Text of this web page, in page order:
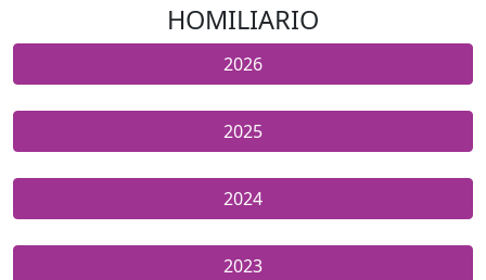
HOMILIARIO
2026
2025
2024
2023